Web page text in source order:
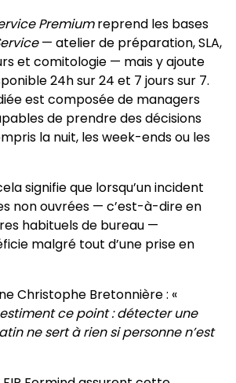
Premiumreprend les bases
— atelier de préparation, SLA,
et comitologie — mais y ajoute
24h sur 24 et 7 jours sur 7.
est composée de managers
de prendre des décisions
la nuit, les week-ends ou les
signifie que lorsqu’un incident
non ouvrées — c’est-à-dire en
habituels de bureau —
malgré tout d’une prise en
Christophe Bretonnière : «
ce point : détecter une
ne sert à rien si personne n’est